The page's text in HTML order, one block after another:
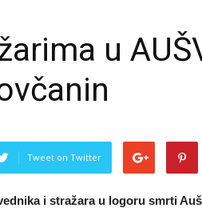
u
Tweet on Twitter
i stražara u logoru smrti